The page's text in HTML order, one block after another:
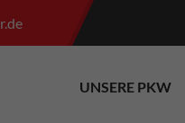
UNSERE PKW